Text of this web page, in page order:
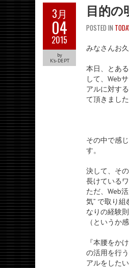
3月
04
2015
by
K's-DEPT
目的の
POSTED IN
みなさんお
本日、とあ
して、Web
アルに対す
て頂きました
その中で感
す。
決して、そ
長けている
ただ、Web
気” で取り組
なりの経験
（というか
『本腰をか
の活用を行
アルをしたい